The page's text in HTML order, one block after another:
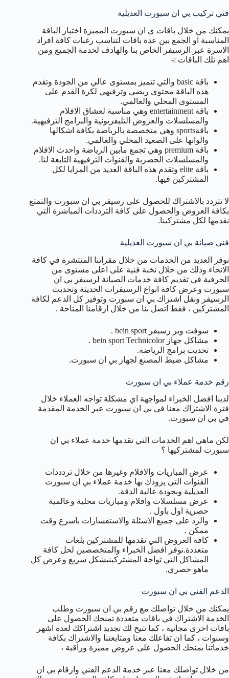
فني تركيب بي ان سبورت العديلية
يمكنك من خلال باقات ي ان سبورت المميزة اختيار الباقة
المناسبة او الجمع بين عدة باقات لتناسب رغبات كافة افراد
الاسرة عبر الرسيفر الخاص بنا والهادف لخدمة الجميع ومن
اهم تلك الباقات :-
باقة basic والتي تتميز بمستوى عالي من الجودة وتقدم
هذه الباقة محتوى ريضي وترفيهي لكرة القدم على
المستوى المحلي والعالمي.
باقة entertainment وهي مناسبة لعشاق الافلام
والمسلسلات والعروض التليفزيونية والبرامج الترفيهية.
باقةsports وهي متخصصة بالرياضة بكافة اشكالها
والوانها على الصعيد المحلي والعالمي.
باقة premium وهي تجمع مابين الرياضة واحدث الافلام
والمسلسلات الحصرية والقنوات الترفيهية التابعة لنا.
باقة elite وتقدم هذه الباقة العديد من المزايا لكل
المشتركين فيها.
لا تتردد بالاشتراك للحصول على رسيفر بي ان سبورت والتمتع
بكافة العروض والحصول على كافة الترددات المباشرة التي
نقدمها لكل مشتركينا.
فني صيانة بي ان سبورت العديلية
نوفر العديد من الخدمات من خلال مقراتنا المنتشرة في كافة
الانحاء وذلك من خلال نخبة فنية على اعلى مستوى من
الحرفية في تقديم كافة خدمات الصيانة لرسيفر بي ان
سبورت وعرض كافة انواع الرسيفرات الحديثة وتحديث
الرسيفر ونقل اشتراك بي ان سبورت وتوفير كل الدعم لكافة
المشتركين ، فقط اتصل بنا من خلال ارقامنا المتاحة .
سوفت وير رسيفر bein sport .
مشاكل جهاز bein sport Technicolor .
تحديث برامج الرياضة.
مشاكل ضبط المصنع لجهاز بي ان سبورت.
رقم خدمة عملاء بي ان سبورت
لدينا افضل الخبراء لمواجهة اي مشكلة تواجه العملاء خلال
فترة الاشتراك معنا في بي ان سبورت عبر الخدمة المقدمة
في بي ان سبورت.
لكن ماهي اهم الخدمات التي تقدمها خدمة عملاء بي ان
سبورت لمشتركيها ؟
عرض المباريات والافلام وغيرها من خلال تردددات
القنوات التي يزودك بها خدمة عملاء بي ان سبورت
العديلية وبجودة عالية الدقة.
عرض مسلسلات وافلام ومباريات محلية وعالمية
حصرية اول باول .
والرد على جميع الاسئلة والاستفسارات باسرع وقت
ممكن .
كافة العروض التي نقدمها للمشتركين بلغات
متعددة.نوفر افضل الخبراء والمتخصصين لحل كافة
المشاكل التي تواجة المشتركينبشكل سريع وعرض كل
ماهو حصري.
الدعم الفني بي ان سبورت
يمكنك من خلال تواصلك مع رقم بي ان سبورت وطلب
الخدمة الاشتراك في باقات متعددة تمنحك الحصول على
باقات اخرى مجانية ، كما نتيح لك تجديد اشتراكك لعدة اشهر
وسنوات ، كما ان تفاعلك معنا ومتابعتنا والاشتراك بكافة
خدماتنا يمنحك الحصول على عروض مميزة وراقية ،
من خلال تواصلك معنا عبر خدمة الدعم الفني وارقام بي ان